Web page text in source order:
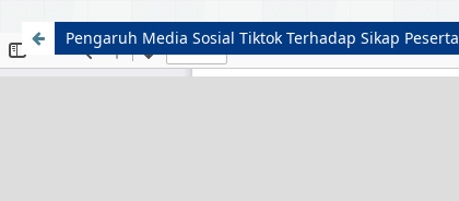
Pengaruh Media Sosial Tiktok Terhadap Sikap